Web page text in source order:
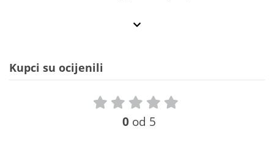
Kupci su ocijenili
0 od 5